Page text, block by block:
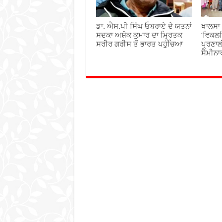
ਡਾ. ਐਸ.ਪੀ ਸਿੰਘ ਓਬਰਾਏ ਦੇ ਯਤਨਾਂ
ਸਦਕਾ ਅਸ਼ੋਕ ਕੁਮਾਰ ਦਾ ਮ੍ਰਿਤਕ
ਸਰੀਰ ਗਰੀਸ ਤੋਂ ਭਾਰਤ ਪਹੁੰਚਿਆ